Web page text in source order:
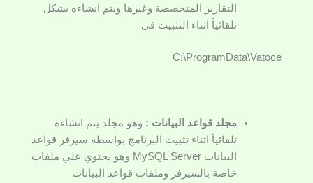
التقارير المتخصصة وغيرها ويتم انشاءه بشكل
تلقائياً اثناء التثبيت في
C:\ProgramData\Vatoce
مجلد قواعد البيانات : وهو مجلد يتم انشاءه
تلقائياً اثناء تثبيت البرنامج بواسطة سيرفر قواعد
البيانات MySQL Server وهو يحتوي علي ملفات
خاصة بالسيرفر وملفات قواعد البيانات